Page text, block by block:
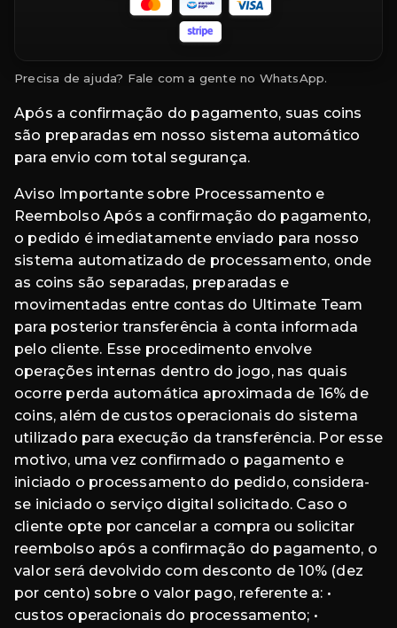
Precisa de ajuda? Fale com a gente no WhatsApp.
Após a confirmação do pagamento, suas coins
são preparadas em nosso sistema automático
para envio com total segurança.
Aviso Importante sobre Processamento e
Reembolso Após a confirmação do pagamento,
o pedido é imediatamente enviado para nosso
sistema automatizado de processamento, onde
as coins são separadas, preparadas e
movimentadas entre contas do Ultimate Team
para posterior transferência à conta informada
pelo cliente. Esse procedimento envolve
operações internas dentro do jogo, nas quais
ocorre perda automática aproximada de 16% de
coins, além de custos operacionais do sistema
utilizado para execução da transferência. Por esse
motivo, uma vez confirmado o pagamento e
iniciado o processamento do pedido, considera-
se iniciado o serviço digital solicitado. Caso o
cliente opte por cancelar a compra ou solicitar
reembolso após a confirmação do pagamento, o
valor será devolvido com desconto de 10% (dez
por cento) sobre o valor pago, referente a: •
custos operacionais do processamento; •